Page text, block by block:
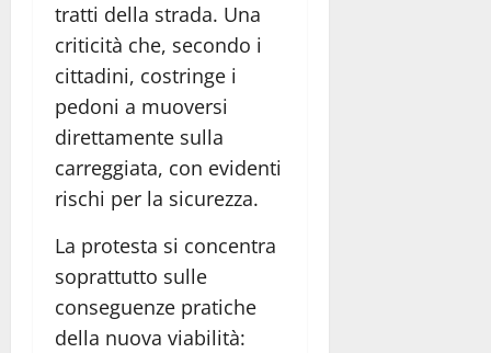
tratti della strada. Una
criticità che, secondo i
cittadini, costringe i
pedoni a muoversi
direttamente sulla
carreggiata, con evidenti
rischi per la sicurezza.
La protesta si concentra
soprattutto sulle
conseguenze pratiche
della nuova viabilità: